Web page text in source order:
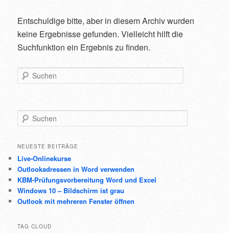
Entschuldige bitte, aber in diesem Archiv wurden
keine Ergebnisse gefunden. Vielleicht hilft die
Suchfunktion ein Ergebnis zu finden.
Suchen
Suchen
NEUESTE BEITRÄGE
Live-Onlinekurse
Outlookadressen in Word verwenden
KBM-Prüfungsvorbereitung Word und Excel
Windows 10 – Bildschirm ist grau
Outlook mit mehreren Fenster öffnen
TAG CLOUD